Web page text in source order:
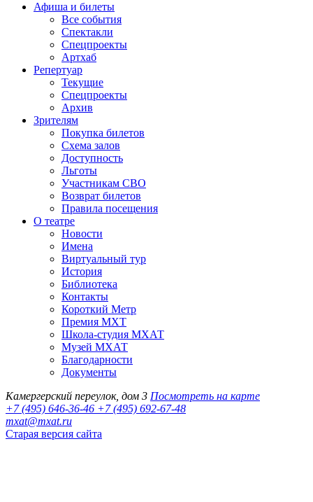
Афиша и билеты
Все события
Спектакли
Спецпроекты
Артхаб
Репертуар
Текущие
Спецпроекты
Архив
Зрителям
Покупка билетов
Схема залов
Доступность
Льготы
Участникам СВО
Возврат билетов
Правила посещения
О театре
Новости
Имена
Виртуальный тур
История
Библиотека
Контакты
Короткий Метр
Премия МХТ
Школа-студия МХАТ
Музей МХАТ
Благодарности
Документы
Камергерский переулок, дом 3 Посмотреть на карте
+7 (495) 646-36-46 +7 (495) 692-67-48‬
mxat@mxat.ru
Старая версия сайта